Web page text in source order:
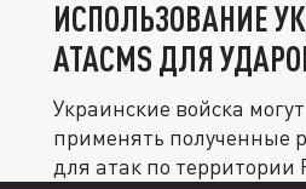
ИСПОЛЬЗОВАНИЕ
ATACMS ДЛЯ
Украинские войска
применять полученные
для атак по территории